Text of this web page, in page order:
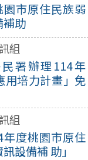
市原住民族弱
補助
組
署辦理114年
用培力計畫」免
組
度桃園市原住
設備補 助」